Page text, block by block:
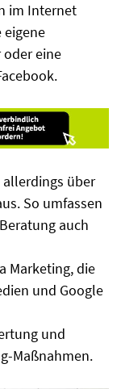
im Internet
eigene
eine
über
So umfassen
auch
Marketing, die
und Google
und
Maßnahmen.